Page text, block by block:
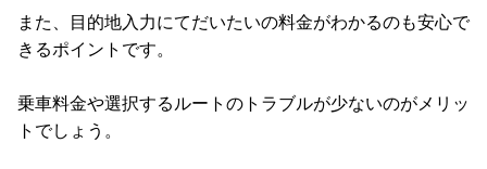
また、目的地入力にてだいたいの料金がわかるのも安心で
きるポイントです。
乗車料金や選択するルートのトラブルが少ないのがメリッ
トでしょう。